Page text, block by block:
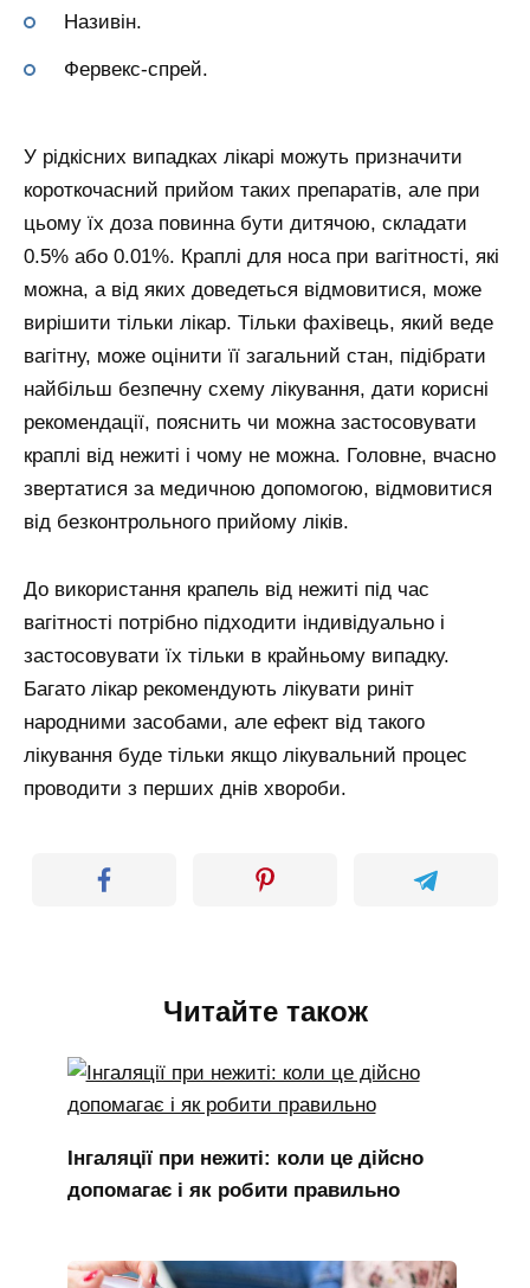
Називін.
Фервекс-спрей.
У рідкісних випадках лікарі можуть призначити
короткочасний прийом таких препаратів, але при
цьому їх доза повинна бути дитячою, складати
0.5% або 0.01%. Краплі для носа при вагітності, які
можна, а від яких доведеться відмовитися, може
вирішити тільки лікар. Тільки фахівець, який веде
вагітну, може оцінити її загальний стан, підібрати
найбільш безпечну схему лікування, дати корисні
рекомендації, пояснить чи можна застосовувати
краплі від нежиті і чому не можна. Головне, вчасно
звертатися за медичною допомогою, відмовитися
від безконтрольного прийому ліків.
До використання крапель від нежиті під час
вагітності потрібно підходити індивідуально і
застосовувати їх тільки в крайньому випадку.
Багато лікар рекомендують лікувати риніт
народними засобами, але ефект від такого
лікування буде тільки якщо лікувальний процес
проводити з перших днів хвороби.
Читайте також
Інгаляції при нежиті: коли це дійсно
допомагає і як робити правильно